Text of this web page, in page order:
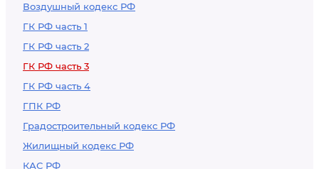
Воздушный кодекс РФ
ГК РФ часть 1
ГК РФ часть 2
ГК РФ часть 3
ГК РФ часть 4
ГПК РФ
Градостроительный кодекс РФ
Жилищный кодекс РФ
КАС РФ